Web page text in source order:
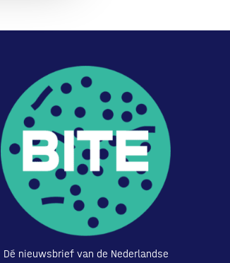
Dé nieuwsbrief van de Nederlandse